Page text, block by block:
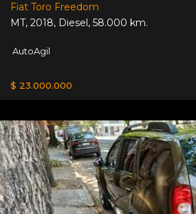
Fiat Toro Freedom
MT, 2018, Diesel, 58.000 km.
AutoAgil
$ 23.000.000